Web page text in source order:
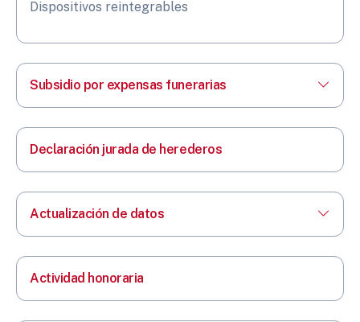
Dispositivos reintegrables
Subsidio por expensas funerarias
Declaración jurada de herederos
Actualización de datos
Actividad honoraria